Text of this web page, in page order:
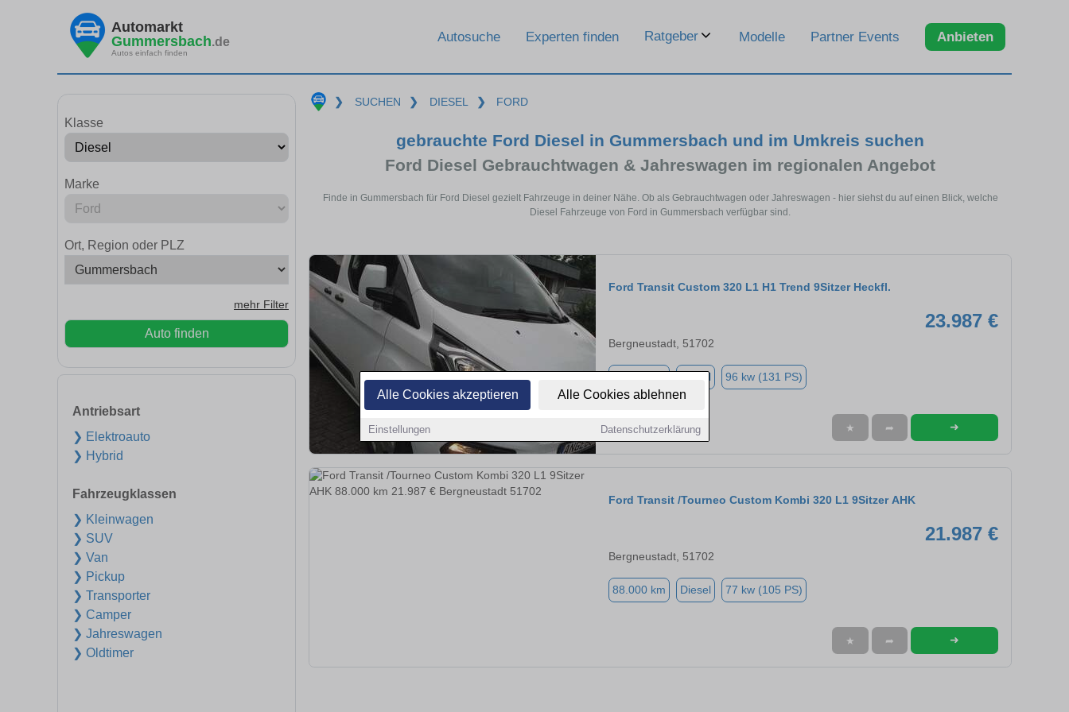
Alle Cookies akzeptieren Alle Cookies ablehnen
Einstellungen Datenschutzerklärung
Automarkt
Gummersbach.de
Autos einfach finden
Autosuche Experten finden Ratgeber Modelle Partner Events Anbieten
Klasse
Marke
Ort, Region oder PLZ
mehr Filter
Auto finden
Antriebsart
❯ Elektroauto
❯ Hybrid
Fahrzeugklassen
❯ Kleinwagen
❯ SUV
❯ Van
❯ Pickup
❯ Transporter
❯ Camper
❯ Jahreswagen
❯ Oldtimer
❯ SUCHEN ❯ DIESEL ❯ FORD
gebrauchte Ford Diesel in Gummersbach und im Umkreis suchen
Ford Diesel Gebrauchtwagen & Jahreswagen im regionalen Angebot
Finde in Gummersbach für Ford Diesel gezielt Fahrzeuge in deiner Nähe. Ob als Gebrauchtwagen oder Jahreswagen - hier siehst du auf einen Blick, welche
Diesel Fahrzeuge von Ford in Gummersbach verfügbar sind.
Ford Transit Custom 320 L1 H1 Trend 9Sitzer Heckfl.
23.987 €
Bergneustadt, 51702
Diesel 96 kw (131 PS)
★ ➦ ➜
Ford Transit /Tourneo Custom Kombi 320 L1 9Sitzer AHK
21.987 €
Bergneustadt, 51702
88.000 km Diesel 77 kw (105 PS)
★ ➦ ➜